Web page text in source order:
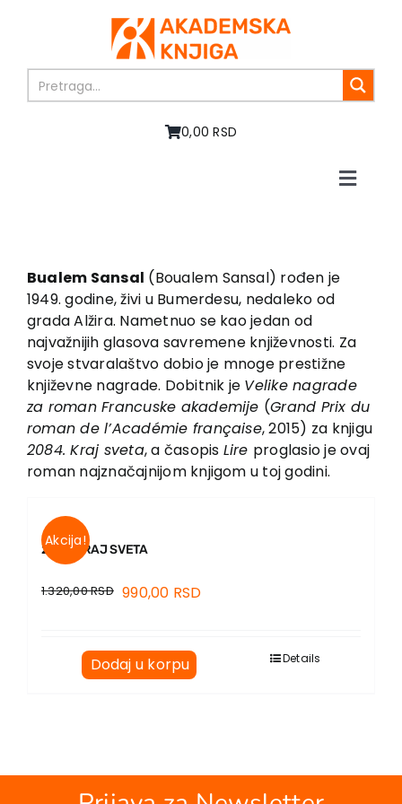
0,00 RSD
Toggle
U pripremi
Akcija
Autori
Vesti
EU PROJEKTI
Kontakt
Bualem Sansal (Boualem Sansal) rođen je
1949. godine, živi u Bumerdesu, nedaleko od
grada Alžira. Nametnuo se kao jedan od
najvažnijih glasova savremene književnosti. Za
svoje stvaralaštvo dobio je mnoge prestižne
književne nagrade. Dobitnik je Velike nagrade
za roman Francuske akademije (Grand Prix du
roman de l’Académie française, 2015) za knjigu
2084. Kraj sveta, a časopis Lire proglasio je ovaj
roman najznačajnijom knjigom u toj godini.
Akcija!
2084 KRAJ SVETA
1.320,00RSD 990,00 RSD
Dodaj u korpu Details